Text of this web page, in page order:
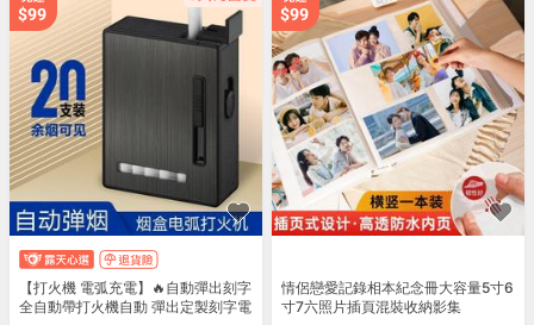
【打火機 電弧充電】🔥自動彈出刻字
全自動帶打火機自動 彈出定製刻字電
情侶戀愛記錄相本紀念冊大容量5寸6
寸7六照片插頁混裝收納影集